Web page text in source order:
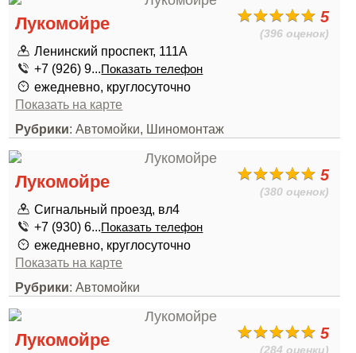
5
(396 оценок)
Лукомойре
Ленинский проспект, 111А
+7 (926) 9...Показать телефон
ежедневно, круглосуточно
Показать на карте
Рубрики: Автомойки, Шиномонтаж
5
(380 оценок)
Лукомойре
Сигнальный проезд, вл4
+7 (930) 6...Показать телефон
ежедневно, круглосуточно
Показать на карте
Рубрики: Автомойки
5
(284 оценки)
Лукомойре